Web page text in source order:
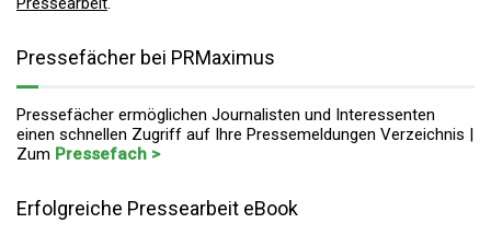
Pressefächer bei PRMaximus
Pressefächer ermöglichen Journalisten und Interessenten
einen schnellen Zugriff auf Ihre Pressemeldungen Verzeichnis |
Zum Pressefach >
Erfolgreiche Pressearbeit eBook